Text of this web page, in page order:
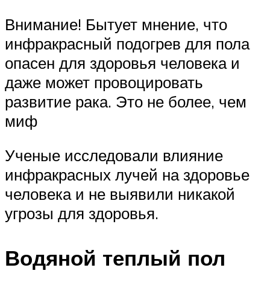
Внимание! Бытует мнение, что
инфракрасный подогрев для пола
опасен для здоровья человека и
даже может провоцировать
развитие рака. Это не более, чем
миф
Ученые исследовали влияние
инфракрасных лучей на здоровье
человека и не выявили никакой
угрозы для здоровья.
Водяной теплый пол